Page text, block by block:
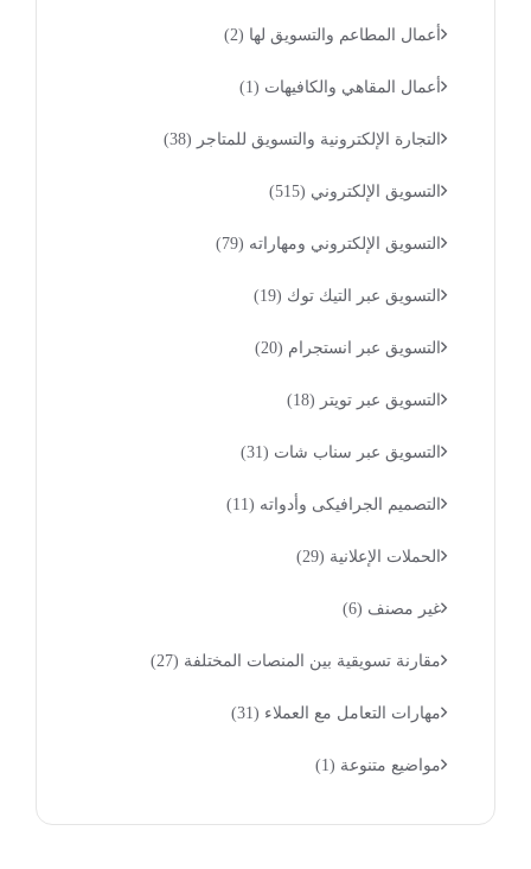
أعمال المطاعم والتسويق لها (2)
أعمال المقاهي والكافيهات (1)
التجارة الإلكترونية والتسويق للمتاجر (38)
التسويق الإلكتروني (515)
التسويق الإلكتروني ومهاراته (79)
التسويق عبر التيك توك (19)
التسويق عبر انستجرام (20)
التسويق عبر تويتر (18)
التسويق عبر سناب شات (31)
التصميم الجرافيكى وأدواته (11)
الحملات الإعلانية (29)
غير مصنف (6)
مقارنة تسويقية بين المنصات المختلفة (27)
مهارات التعامل مع العملاء (31)
مواضيع متنوعة (1)